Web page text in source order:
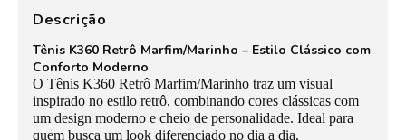
Casual
Moderno
Descrição
Tênis K360 Retrô Marfim/Marinho – Estilo Clássico com
Conforto Moderno
O Tênis K360 Retrô Marfim/Marinho traz um visual
inspirado no estilo retrô, combinando cores clássicas com
um design moderno e cheio de personalidade. Ideal para
quem busca um look diferenciado no dia a dia.